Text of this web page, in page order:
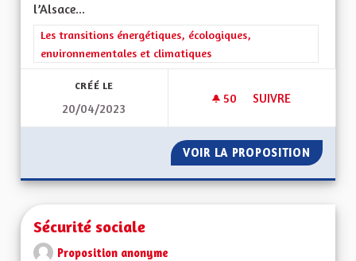
l’Alsace...
Filtrer les résultats de la catégorie : Les transitions
Les transitions énergétiques, écologiques,
environnementales et climatiques
CRÉÉ LE
20/04/2023
50 50 ABONNÉS
SUIVRE
VOIR LA PROPOSITION SE
Sécurité sociale
Proposition anonyme